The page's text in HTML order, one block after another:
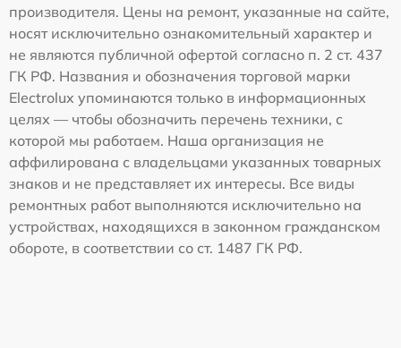
производителя. Цены на ремонт, указанные на сайте,
носят исключительно ознакомительный характер и
не являются публичной офертой согласно п. 2 ст. 437
ГК РФ. Названия и обозначения торговой марки
Electrolux упоминаются только в информационных
целях — чтобы обозначить перечень техники, с
которой мы работаем. Наша организация не
аффилирована с владельцами указанных товарных
знаков и не представляет их интересы. Все виды
ремонтных работ выполняются исключительно на
устройствах, находящихся в законном гражданском
обороте, в соответствии со ст. 1487 ГК РФ.